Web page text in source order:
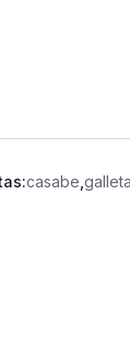
casabe ,